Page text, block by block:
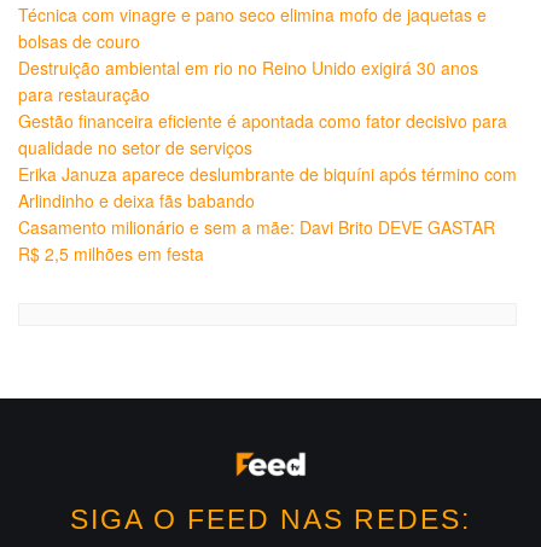
Técnica com vinagre e pano seco elimina mofo de jaquetas e
bolsas de couro
Destruição ambiental em rio no Reino Unido exigirá 30 anos
para restauração
Gestão financeira eficiente é apontada como fator decisivo para
qualidade no setor de serviços
Erika Januza aparece deslumbrante de biquíni após término com
Arlindinho e deixa fãs babando
Casamento milionário e sem a mãe: Davi Brito DEVE GASTAR
R$ 2,5 milhões em festa
SIGA O FEED NAS REDES: